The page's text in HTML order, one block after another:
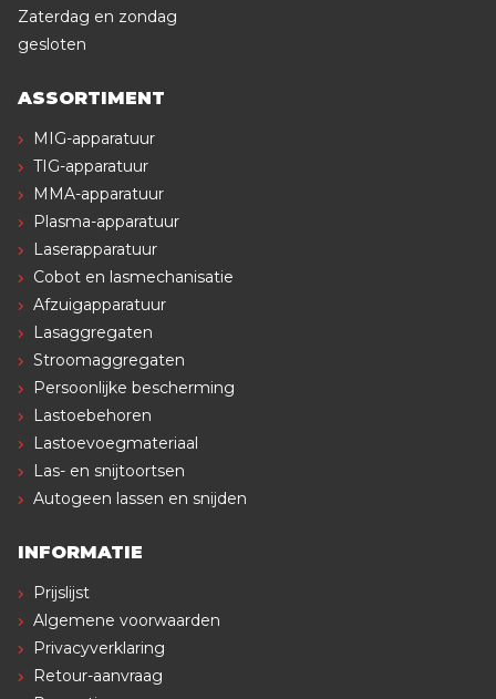
Zaterdag en zondag
gesloten
ASSORTIMENT
MIG-apparatuur
TIG-apparatuur
MMA-apparatuur
Plasma-apparatuur
Laserapparatuur
Cobot en lasmechanisatie
Afzuigapparatuur
Lasaggregaten
Stroomaggregaten
Persoonlijke bescherming
Lastoebehoren
Lastoevoegmateriaal
Las- en snijtoortsen
Autogeen lassen en snijden
INFORMATIE
Prijslijst
Algemene voorwaarden
Privacyverklaring
Retour-aanvraag